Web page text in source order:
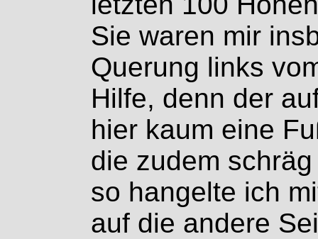
Sie waren mir
Querung links
Hilfe, denn der
hier kaum eine
die zudem
so hangelte ich
auf die andere